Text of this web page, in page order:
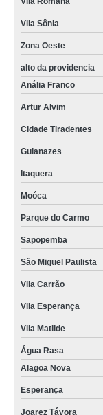
Vila Sônia
Zona Oeste
alto da providencia
Anália Franco
Artur Alvim
Cidade Tiradentes
Guianazes
Itaquera
Moóca
Parque do Carmo
Sapopemba
São Miguel Paulista
Vila Carrão
Vila Esperança
Vila Matilde
Água Rasa
Alagoa Nova
Esperança
Joarez Távora